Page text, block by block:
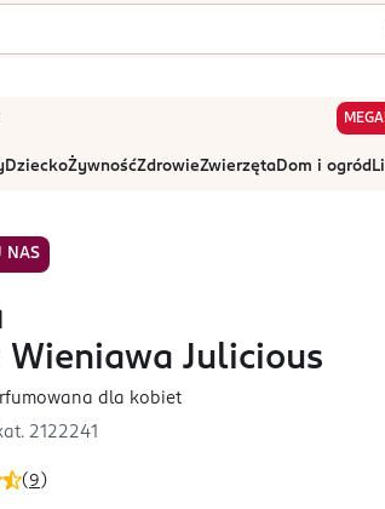
DzieckoŻywnośćZdrowieZwierzętaDom i ogród
NAS
(9 )
Wieniawa Julicious
dla kobiet
2122241